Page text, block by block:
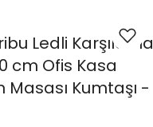
Ledli Karşılama
cm Ofis Kasa
Masası Kumtaşı -